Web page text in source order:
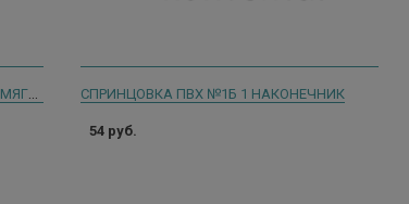
СПРИНЦОВКА ПВХ №1Б 1 НАКОНЕЧНИК
54 руб.